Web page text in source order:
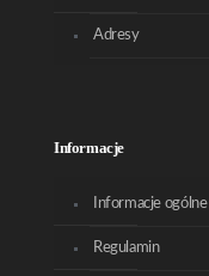
Adresy
Informacje
Informacje ogólne
Regulamin